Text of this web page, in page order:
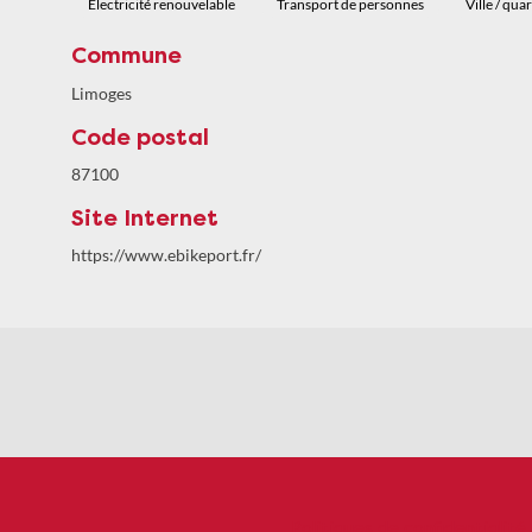
Electricité renouvelable Transport de personnes Ville /
Commune
Limoges
Code postal
87100
Site Internet
https://www.ebikeport.fr/